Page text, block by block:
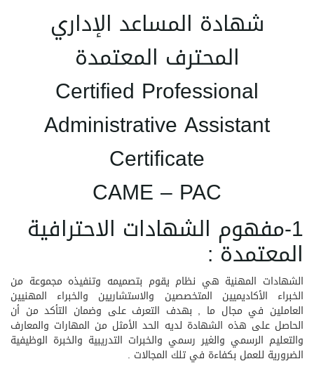
شهادة المساعد الإداري
المحترف المعتمدة
Certified Professional
Administrative Assistant
Certificate
CAME – PAC
1-مفهوم الشهادات الاحترافية
المعتمدة :
الشهادات المهنية هي نظام يقوم بتصميمه وتنفيذه مجموعة من
الخبراء الأكاديميين المتخصصين والاستشاريين والخبراء المهنيين
العاملين في مجال ما , بهدف التعرف على وضمان التأكد من أن
الحاصل على هذه الشهادة لديه الحد الأمثل من المهارات والمعارف
والتعليم الرسمي والغير رسمي والخبرات التدريبية والخبرة الوظيفية
الضرورية للعمل بكفاءة في تلك المجالات .